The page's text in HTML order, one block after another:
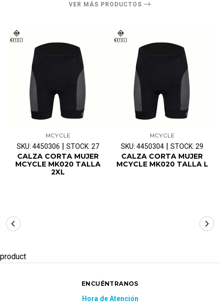
VER MÁS PRODUCTOS
MCYCLE
SKU: 4450306 STOCK: 27
CALZA CORTA MUJER
MCYCLE MK020 TALLA
2XL
MCYCLE
SKU: 4450304 STOCK: 29
CALZA CORTA MUJER
MCYCLE MK020 TALLA L
product
ENCUÉNTRANOS
Hora de Atención